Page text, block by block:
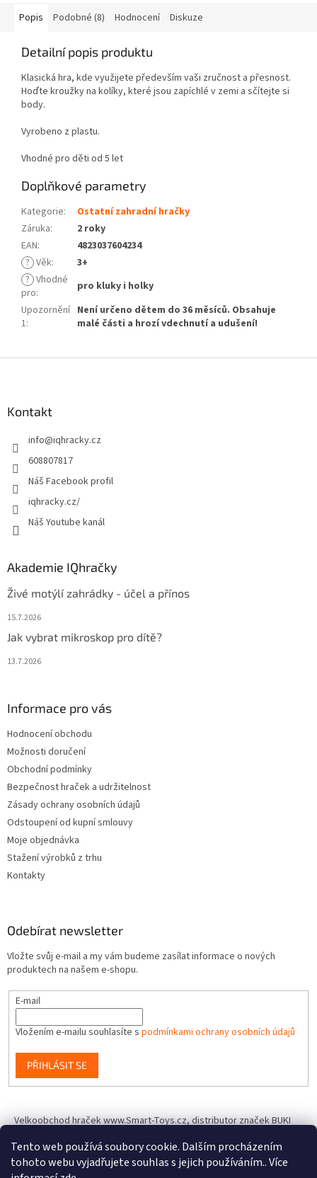
Tento web používá soubory cookie. Dalším procházením
tohoto webu vyjadřujete souhlas s jejich používáním.. Více
Popis Podobné (8) Hodnocení Diskuze
Detailní popis produktu
Klasická hra, kde využijete především vaši zručnost a přesnost.
Hoďte kroužky na kolíky, které jsou zapíchlé v zemi a sčítejte si
body.
Vyrobeno z plastu.
Vhodné pro děti od 5 let
Doplňkové parametry
Kategorie:
Ostatní zahradní hračky
Záruka:
2 roky
EAN:
4823037604234
? Věk:
3+
? Vhodné
pro:
pro kluky i holky
Upozornění
1:
Není určeno dětem do 36 měsíců. Obsahuje
malé části a hrozí vdechnutí a udušení!
Kontakt
info@iqhracky.cz
608807817
Náš Facebook profil
iqhracky.cz/
Náš Youtube kanál
Akademie IQhračky
Živé motýlí zahrádky - účel a přínos
15.7.2026
Jak vybrat mikroskop pro dítě?
13.7.2026
Informace pro vás
Hodnocení obchodu
Možnosti doručení
Obchodní podmínky
Bezpečnost hraček a udržitelnost
Zásady ochrany osobních údajů
Odstoupení od kupní smlouvy
Moje objednávka
Stažení výrobků z trhu
Kontakty
Odebírat newsletter
Vložte svůj e-mail a my vám budeme zasílat informace o nových
produktech na našem e-shopu.
E-mail
Vložením e-mailu souhlasíte s podmínkami ochrany osobních údajů
PŘIHLÁSIT SE
Velkoobchod hraček www.Smart-Toys.cz, distributor značek BUKI